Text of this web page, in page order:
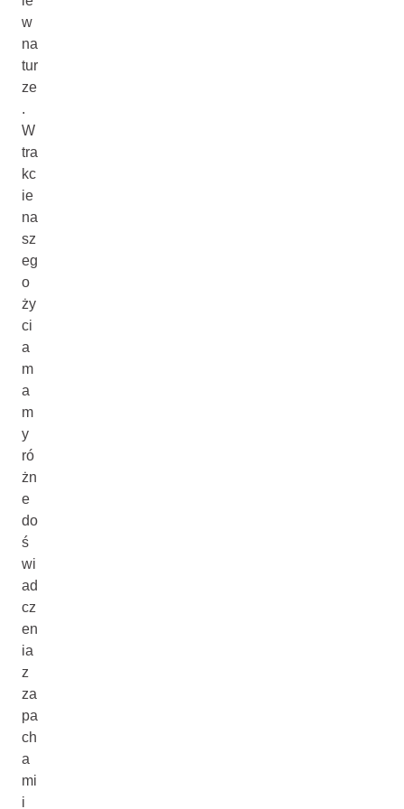
w
na
tur
ze
.
W
tra
kc
ie
na
sz
eg
o
ży
ci
a
m
a
m
y
ró
żn
e
do
ś
wi
ad
cz
en
ia
z
za
pa
ch
a
mi
i